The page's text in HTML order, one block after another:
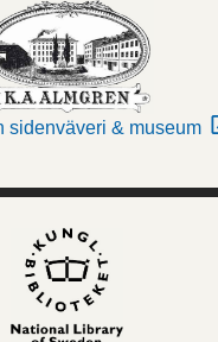
sidenväveri & museum